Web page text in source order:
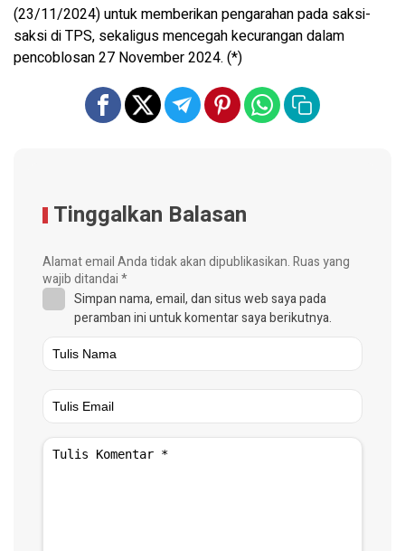
(23/11/2024) untuk memberikan pengarahan pada saksi-
saksi di TPS, sekaligus mencegah kecurangan dalam
pencoblosan 27 November 2024. (*)
Tinggalkan Balasan
Alamat email Anda tidak akan dipublikasikan.Ruas yang
wajib ditandai*
Simpan nama, email, dan situs web saya pada
peramban ini untuk komentar saya berikutnya.